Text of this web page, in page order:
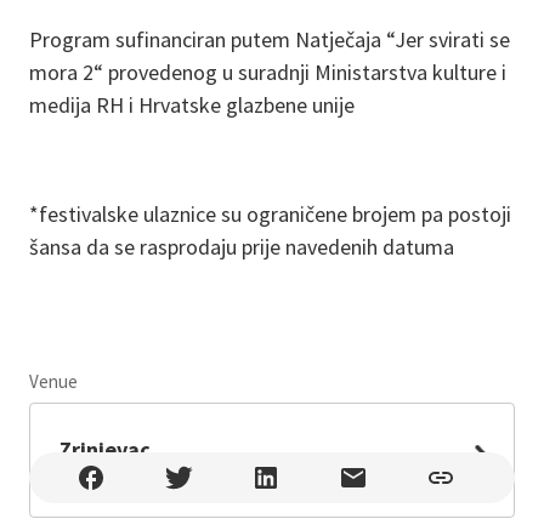
Program sufinanciran putem Natječaja “Jer svirati se
mora 2“ provedenog u suradnji Ministarstva kulture i
medija RH i Hrvatske glazbene unije
*festivalske ulaznice su ograničene brojem pa postoji
šansa da se rasprodaju prije navedenih datuma
Venue
Zrinjevac
Zrinjevac , Zagreb , Prisavlje ulica 2, Zagreb